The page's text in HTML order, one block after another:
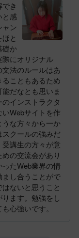
き
と感
ャン
と
礎か
際にオリジナル
法のルールはあ
こともあるため
だなとも思いま
インストラクタ
Webサイトを作
な方々から一か
クールの強みだ
講生の方々が意
の交流会があり
たWeb業界の情
し合うことがで
ないと思うこと
ます。勉強をし
心強いです。